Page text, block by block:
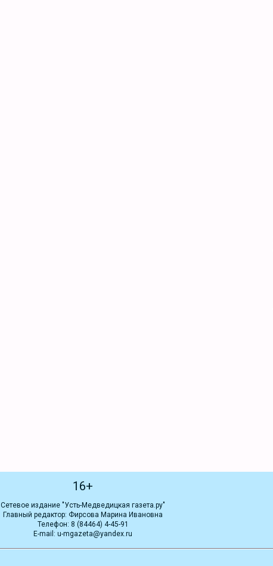
16+
Сетевое издание "Усть-Медведицкая газета.ру"
Главный редактор: Фирсова Марина Ивановна
Телефон: 8 (84464) 4-45-91
E-mail: u-mgazeta@yandex.ru